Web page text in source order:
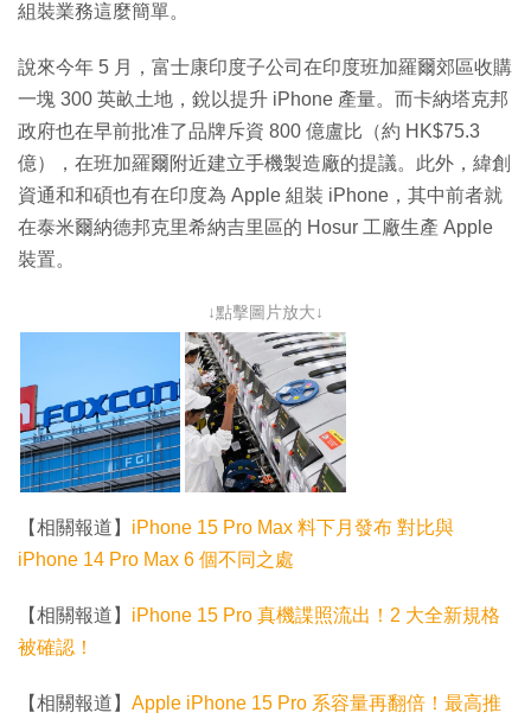
組裝業務這麼簡單。
說來今年 5 月，富士康印度子公司在印度班加羅爾郊區收購
一塊 300 英畝土地，銳以提升 iPhone 產量。而卡納塔克邦
政府也在早前批准了品牌斥資 800 億盧比（約 HK$75.3
億），在班加羅爾附近建立手機製造廠的提議。此外，緯創
資通和和碩也有在印度為 Apple 組裝 iPhone，其中前者就
在泰米爾納德邦克里希納吉里區的 Hosur 工廠生產 Apple
裝置。
↓點擊圖片放大↓
【相關報道】 iPhone 15 Pro Max 料下月發布 對比與
iPhone 14 Pro Max 6 個不同之處
【相關報道】 iPhone 15 Pro 真機諜照流出！2 大全新規格
被確認！
【相關報道】 Apple iPhone 15 Pro 系容量再翻倍！最高推